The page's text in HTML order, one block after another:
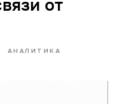
от
АНАЛИТИКА